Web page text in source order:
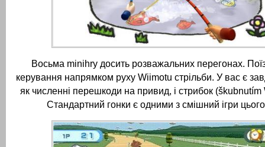
Восьма minihry досить розважальних перегонах.
керування напрямком руху Wiimotu стрільби. У вас є
як численні перешкоди на привид, і стрибок (škubnutím
Стандартний гонки є одними з смішний ігри